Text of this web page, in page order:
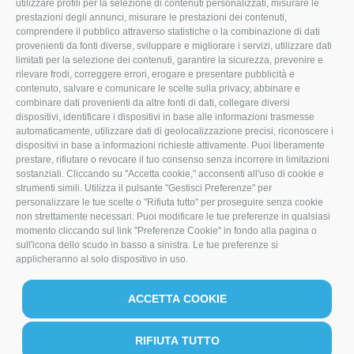
utilizzare profili per la selezione di contenuti personalizzati, misurare le
prestazioni degli annunci, misurare le prestazioni dei contenuti,
comprendere il pubblico attraverso statistiche o la combinazione di dati
provenienti da fonti diverse, sviluppare e migliorare i servizi, utilizzare dati
limitati per la selezione dei contenuti, garantire la sicurezza, prevenire e
rilevare frodi, correggere errori, erogare e presentare pubblicità e
contenuto, salvare e comunicare le scelte sulla privacy, abbinare e
combinare dati provenienti da altre fonti di dati, collegare diversi
dispositivi, identificare i dispositivi in base alle informazioni trasmesse
automaticamente, utilizzare dati di geolocalizzazione precisi, riconoscere i
dispositivi in base a informazioni richieste attivamente. Puoi liberamente
prestare, rifiutare o revocare il tuo consenso senza incorrere in limitazioni
sostanziali. Cliccando su "Accetta cookie," acconsenti all'uso di cookie e
strumenti simili. Utilizza il pulsante "Gestisci Preferenze" per
personalizzare le tue scelte o "Rifiuta tutto" per proseguire senza cookie
non strettamente necessari. Puoi modificare le tue preferenze in qualsiasi
momento cliccando sul link "Preferenze Cookie" in fondo alla pagina o
sull'icona dello scudo in basso a sinistra. Le tue preferenze si
applicheranno al solo dispositivo in uso.
ACCETTA COOKIE
RIFIUTA TUTTO
info@mocamacchinari.it
F
a
c
e
b
o
o
k
I
n
s
t
a
g
r
a
m
L
i
n
k
e
d
I
n